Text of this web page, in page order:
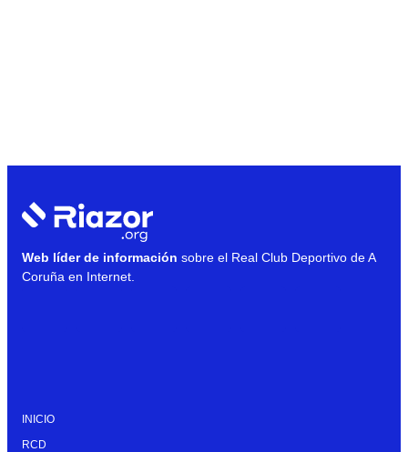
Web líder de información sobre el Real Club Deportivo de A
Coruña en Internet.
INICIO
RCD